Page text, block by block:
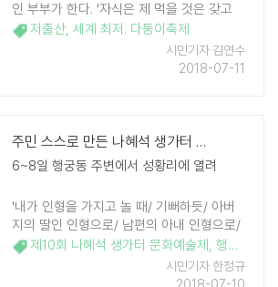
인 부부가 한다. '자식은 제 먹을 것은 갖고
태어난다'는 속담이 있다. 이는 정보화‧세계
화가 되지 못했던 농경사회에서나 걸맞은 속
저출산, 세계 최저. 다둥이축제
시민기자 김연수
2018-07-11
주민 스스로 만든 나혜석 생가터 문화예술제
6~8일 행궁동 주변에서 성황리에 열려
'내가 인형을 가지고 놀 때/ 기뻐하듯/ 아버
지의 딸인 인형으로/ 남편의 아내 인형으로/
그들을 기쁘게 하는/ 위안물 되도다// 노라를
놓아라/ 최후로 순수하게/ 엄밀히 막아 논/
장벽에서/ 견고히 닫혔던/ 문을 열고/ 노라 ..
제10회 나혜석 생가터 문화예술제 , 행궁동
시민기자 한정규